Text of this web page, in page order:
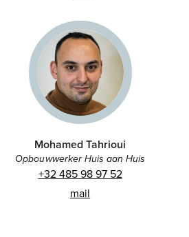
Mohamed Tahrioui
Opbouwwerker Huis aan Huis
+32 485 98 97 52
mail